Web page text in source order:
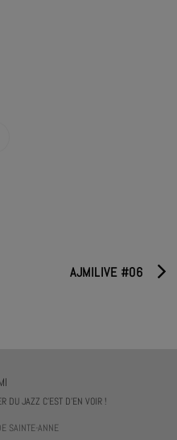
AJMILIVE #06
DU JAZZ C'EST D'EN VOIR !
SAINTE-ANNE